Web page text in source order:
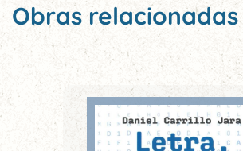
Obras relacionadas